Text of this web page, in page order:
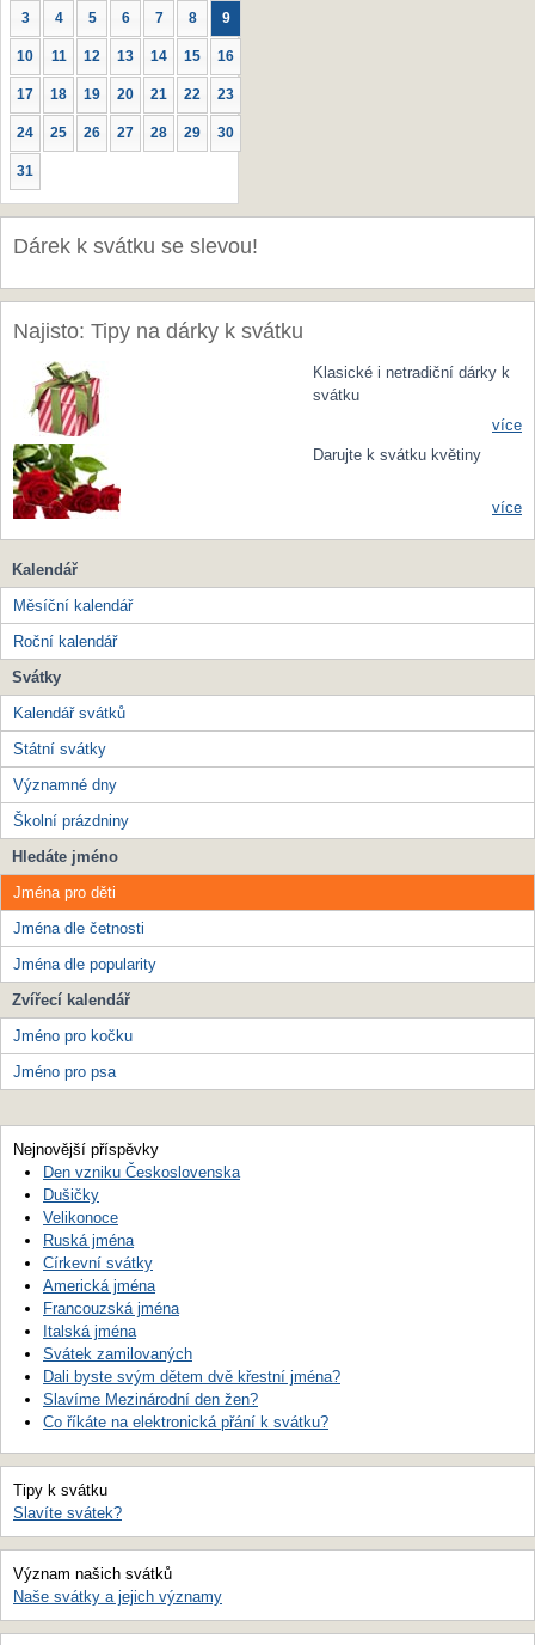
3 4 5 6 7 8 9
10 11 12 13 14 15 16
17 18 19 20 21 22 23
24 25 26 27 28 29 30
31
Dárek k svátku se slevou!
Najisto: Tipy na dárky k svátku
Klasické i netradiční dárky k
svátku
více
Darujte k svátku květiny
více
Kalendář
Měsíční kalendář
Roční kalendář
Svátky
Kalendář svátků
Státní svátky
Významné dny
Školní prázdniny
Hledáte jméno
Jména pro děti
Jména dle četnosti
Jména dle popularity
Zvířecí kalendář
Jméno pro kočku
Jméno pro psa
Nejnovější příspěvky
Den vzniku Československa
Dušičky
Velikonoce
Ruská jména
Církevní svátky
Americká jména
Francouzská jména
Italská jména
Svátek zamilovaných
Dali byste svým dětem dvě křestní jména?
Slavíme Mezinárodní den žen?
Co říkáte na elektronická přání k svátku?
Tipy k svátku
Slavíte svátek?
Význam našich svátků
Naše svátky a jejich významy